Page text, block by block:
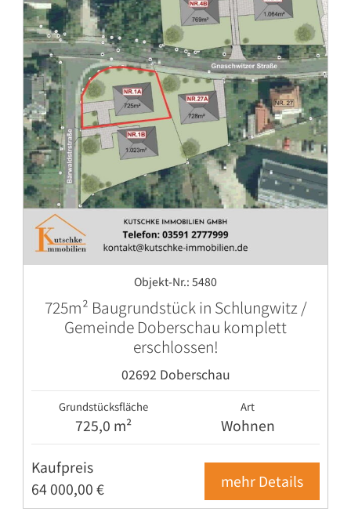
Objekt-Nr.: 5480
725m² Baugrundstück in Schlungwitz /
Gemeinde Doberschau komplett
erschlossen!
02692 Doberschau
Grundstücksfläche
725,0 m²
Art
Wohnen
Kaufpreis
64 000,00 €
mehr Details